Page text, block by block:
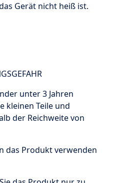
Gerät nicht heiß ist.
unter 3 Jahren
kleinen Teile und
der Reichweite von
das Produkt verwenden